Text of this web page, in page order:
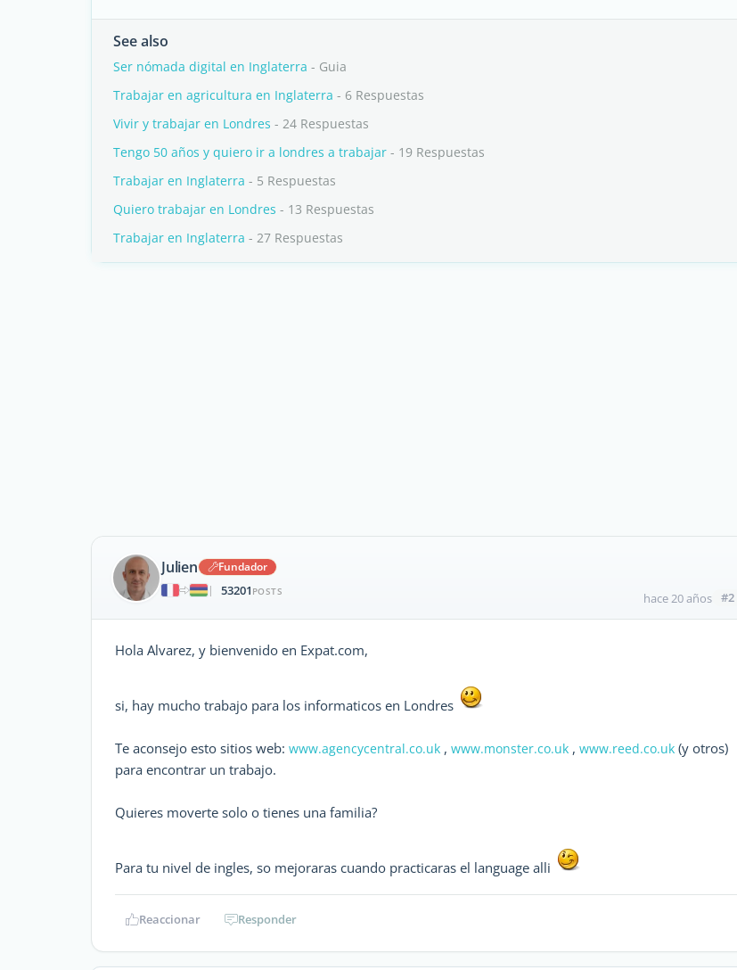
See also
Ser nómada digital en Inglaterra - Guia
Trabajar en agricultura en Inglaterra - 6 Respuestas
Vivir y trabajar en Londres - 24 Respuestas
Tengo 50 años y quiero ir a londres a trabajar - 19 Respuestas
Trabajar en Inglaterra - 5 Respuestas
Quiero trabajar en Londres - 13 Respuestas
Trabajar en Inglaterra - 27 Respuestas
Julien
Fundador
|
53201 POSTS hace 20 años #2
Hola Alvarez, y bienvenido en Expat.com,
si, hay mucho trabajo para los informaticos en Londres
Te aconsejo esto sitios web: www.agencycentral.co.uk , www.monster.co.uk , www.reed.co.uk (y otros)
para encontrar un trabajo.
Quieres moverte solo o tienes una familia?
Para tu nivel de ingles, so mejoraras cuando practicaras el language alli
Reaccionar Responder